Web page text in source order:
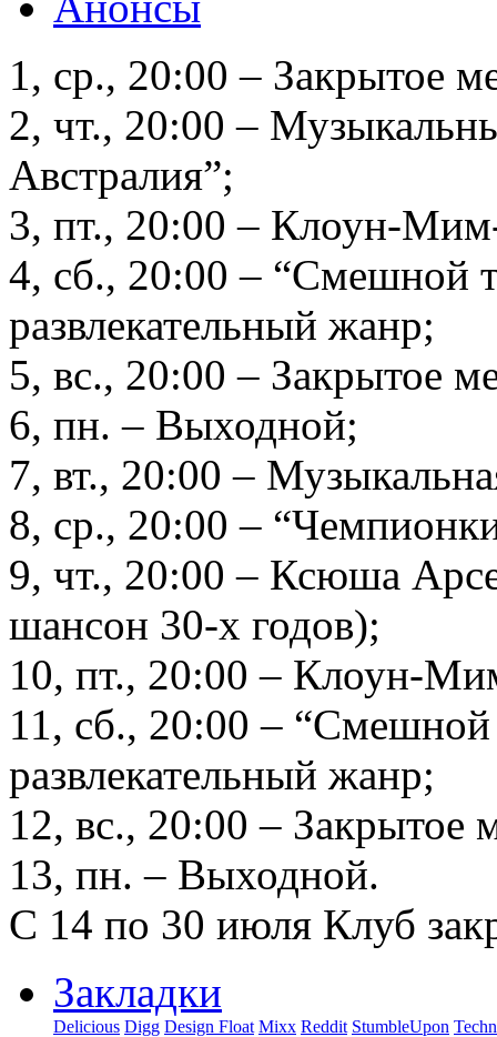
1, ср., 20:00 – Закрытое
2, чт., 20:00 –
Австралия”;
3, пт., 20:00 – Клоун-
4, сб., 20:00 – “Смешной
развлекательный жанр;
5, вс., 20:00 – Закрытое
6, пн. – Выходной;
7, вт., 20:00 –
8, ср., 20:00 –
9, чт., 20:00 – Ксюша
шансон 30-х годов);
10, пт., 20:00 – Клоун-
11, сб., 20:00 – “Смешной
развлекательный жанр;
12, вс., 20:00 – Закрытое
13, пн. – Выходной.
С 14 по 30 июля Клуб
Закладки
Delicious Digg Design Float Mixx Reddit StumbleUpon